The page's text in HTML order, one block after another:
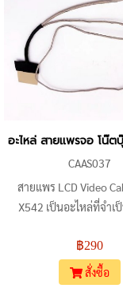
อะไหล่ สายแพรจอ โน๊
CAAS037
สายแพร LCD Video
X542 เป็นอะไหล่ที่จำเ
ระบุไว้ข้างต้น หากสายแ
หายหรือชำรุด สามารถสั่ง
ตัวนี้เพื่อทดแทนได้ สินค้
฿290
สั่งซื้อ